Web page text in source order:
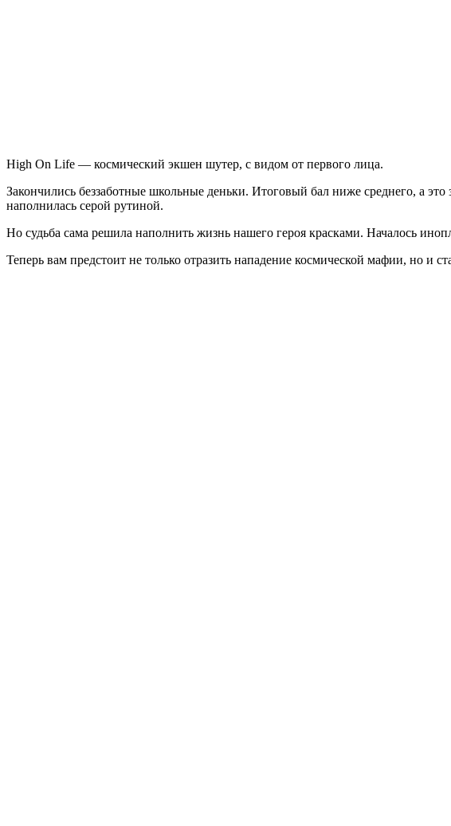
High On Life — космический экшен шутер, с видом от первого лица.
Закончились беззаботные школьные деньки. Итоговый бал ниже среднего, а
наполнилась серой рутиной.
Но судьба сама решила наполнить жизнь нашего героя красками. Началось
Теперь вам предстоит не только отразить нападение космической мафии, но и